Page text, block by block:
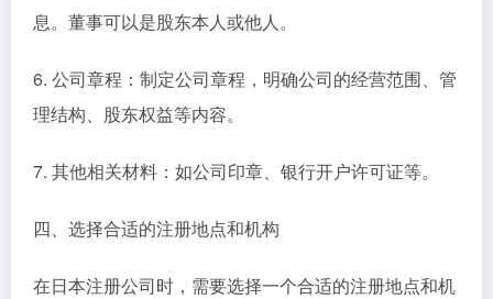
息。董事可以是股东本人或他人。
6. 公司章程：制定公司章程，明确公司的经营范围、管
理结构、股东权益等内容。
7. 其他相关材料：如公司印章、银行开户许可证等。
四、选择合适的注册地点和机构
在日本注册公司时，需要选择一个合适的注册地点和机